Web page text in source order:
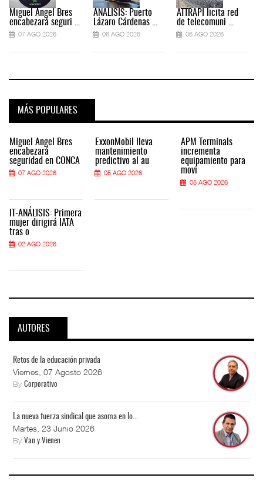
Miguel Ángel Bres
encabezará seguri ...
07 AGO 2026
ANÁLISIS: Puerto
Lázaro Cárdenas ...
06 AGO 2026
ATTRAPI licita red
de telecomuni ...
06 AGO 2026
MÁS POPULARES
Miguel Ángel Bres
encabezará
seguridad en CONCA
07 AGO 2026
IT-ANÁLISIS: Primera
mujer dirigirá IATA
tras o
02 AGO 2026
ExxonMobil lleva
mantenimiento
predictivo al au
05 AGO 2026
APM Terminals
incrementa
equipamiento para
movi
05 AGO 2026
AUTORES
Retos de la educación privada
Viernes, 07 Agosto 2026
By Corporativo
La nueva fuerza sindical que asoma en lo...
Martes, 23 Junio 2026
By Van y Vienen